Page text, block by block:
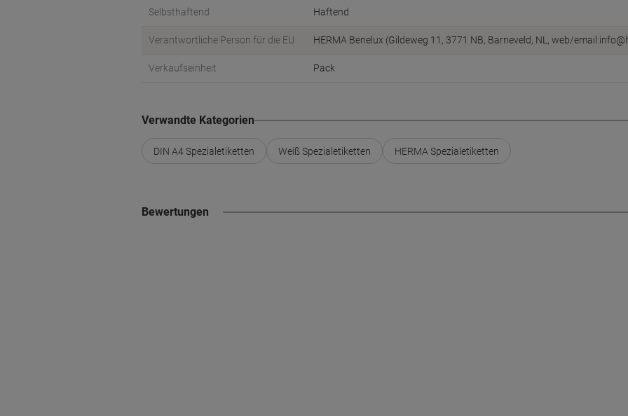
Selbsthaftend Haftend
Verantwortliche Person für die EU HERMA Benelux (Gildeweg 11, 3771 NB, Barneveld, NL, web/
Verkaufseinheit Pack
Verwandte Kategorien
DIN A4 Spezialetiketten Weiß Spezialetiketten HERMA Spezialetiketten
Bewertungen